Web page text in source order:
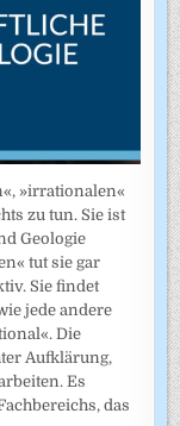
»irrationalen«
zu tun. Sie ist
Geologie
tut sie gar
Sie findet
jede andere
Die
Aufklärung,
Es
das